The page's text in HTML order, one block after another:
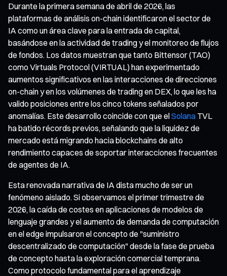
Durante la primera semana de abril de 2026, las
plataformas de análisis on-chain identificaron el sector de
IA como un área clave para la entrada de capital,
basándose en la actividad de trading y el monitoreo de flujos
de fondos. Los datos muestran que tanto Bittensor (TAO)
como Virtuals Protocol (VIRTUAL) han experimentado
aumentos significativos en las interacciones de direcciones
on-chain y en los volúmenes de trading en DEX, lo que les ha
valido posiciones entre los cinco tokens señalados por
anomalías. Este desarrollo coincide con que elSolana TVL
ha batido récords previos, señalando que la liquidez de
mercado está migrando hacia blockchains de alto
rendimiento capaces de soportar interacciones frecuentes
de agentes de IA.
Esta renovada narrativa de IA dista mucho de ser un
fenómeno aislado. Si observamos el primer trimestre de
2026, la caída de costes en aplicaciones de modelos de
lenguaje grandes y el aumento de demanda de computación
en el edge impulsaron el concepto de "suministro
descentralizado de computación" desde la fase de prueba
de concepto hasta la exploración comercial temprana.
Como protocolo fundamental para el aprendizaje